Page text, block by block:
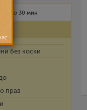
до 30 мин
без коски
прав